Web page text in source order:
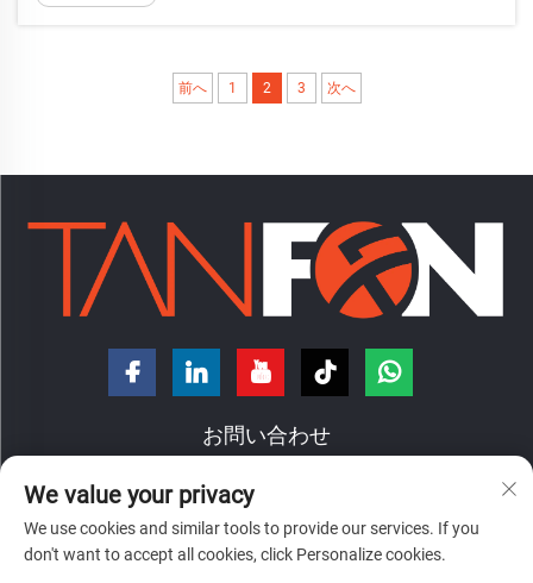
50kWの太陽光発電システムは、効率的かつコスト
前へ 1 2 3 次へ
お問い合わせ
中国広東省仏山市禅城区南庄鎮洪徳路7番地
+86-18098194312
We value your privacy
We use cookies and similar tools to provide our services. If you
don't want to accept all cookies, click Personalize cookies.